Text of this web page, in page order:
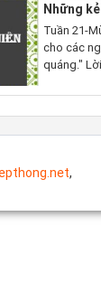
Những
Tuần 21-
cho các
quáng."
những luật
,